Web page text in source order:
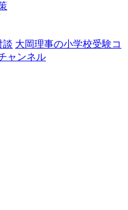
談 大岡理事の小学校受験コ
ャンネル